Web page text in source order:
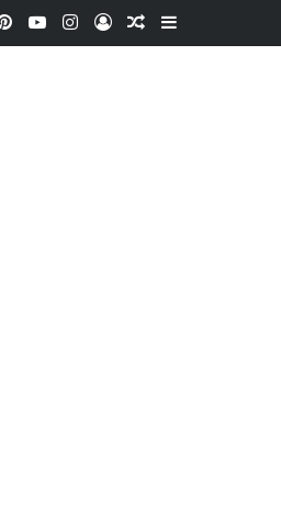
PinterestYouTubeInstagramOturum aç
Rastgele Makale
Kenar